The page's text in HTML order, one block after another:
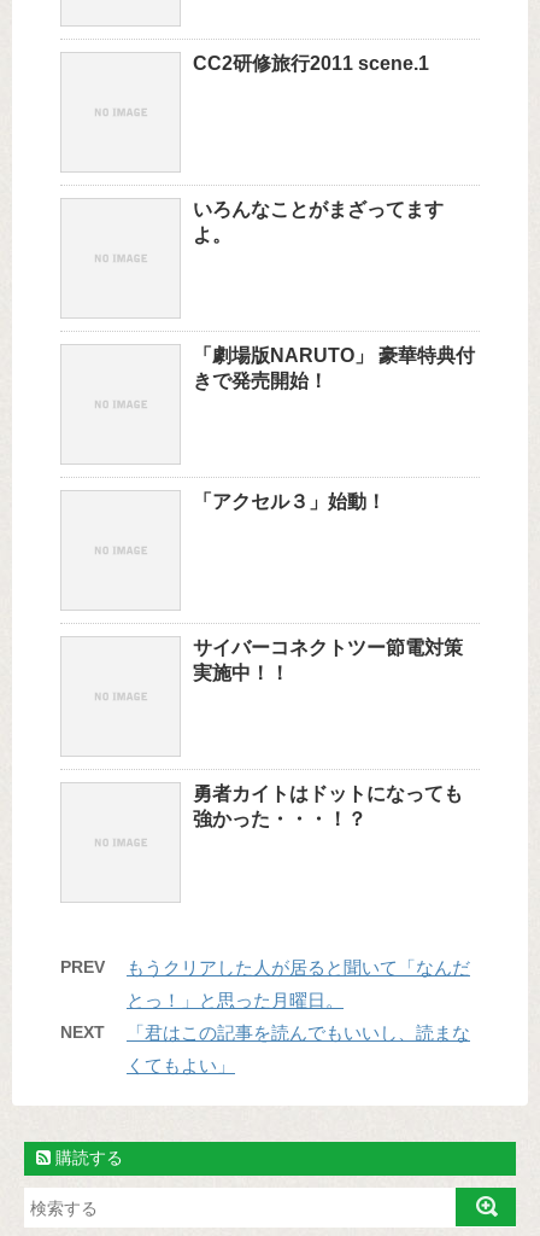
CC2研修旅行2011 scene.1
いろんなことがまざってます
よ。
「劇場版NARUTO」 豪華特典付
きで発売開始！
「アクセル３」始動！
サイバーコネクトツー節電対策
実施中！！
勇者カイトはドットになっても
強かった・・・！？
PREV
もうクリアした人が居ると聞いて「なんだ
とっ！」と思った月曜日。
NEXT
「君はこの記事を読んでもいいし、読まな
くてもよい」
購読する